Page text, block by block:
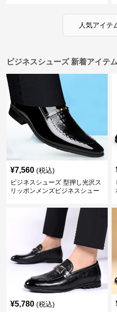
人気アイテ
ビジネスシューズ 新着アイテム
¥7,560 (税込)
ビジネスシューズ 型押し光沢ス
リッポンメンズビジネスシュー
¥5,780 (税込)